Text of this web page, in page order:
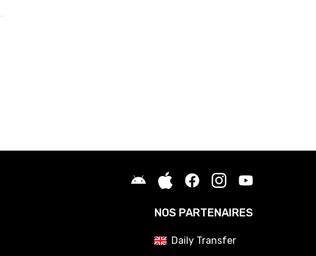
NOS PARTENAIRES
Daily Transfer